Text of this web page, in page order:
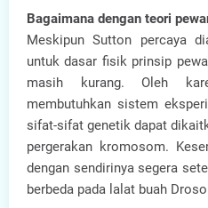
Bagaimana dengan teori
Meskipun Sutton percaya
untuk dasar fisik prinsip
masih kurang. Oleh
membutuhkan sistem
sifat-sifat genetik dapat
pergerakan kromosom.
dengan sendirinya segera
berbeda pada lalat buah